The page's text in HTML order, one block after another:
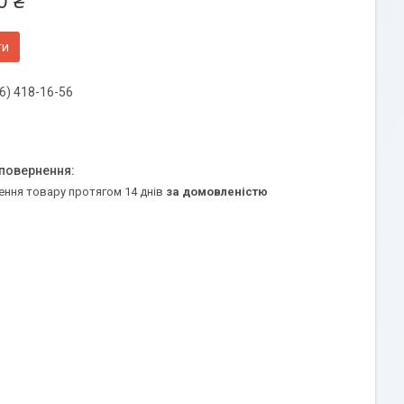
418-16-56
товару протягом 14 днів за домовленістю